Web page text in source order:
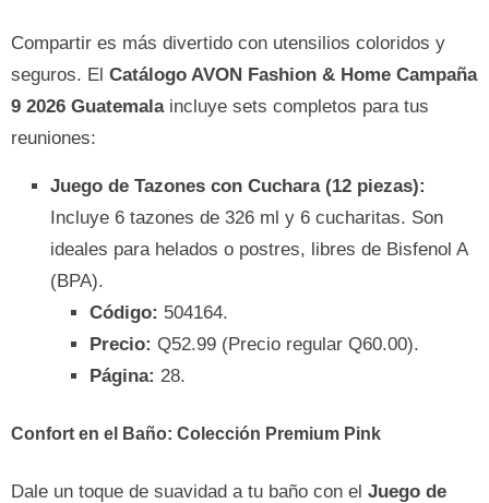
Compartir es más divertido con utensilios coloridos y
seguros. El Catálogo AVON Fashion & Home Campaña
9 2026 Guatemalaincluye sets completos para tus
reuniones:
Juego de Tazones con Cuchara (12 piezas):
Incluye 6 tazones de 326 ml y 6 cucharitas. Son
ideales para helados o postres, libres de Bisfenol A
(BPA).
Código: 504164.
Precio: Q52.99 (Precio regular Q60.00).
Página: 28.
Confort en el Baño: Colección Premium Pink
Dale un toque de suavidad a tu baño con el Juego de